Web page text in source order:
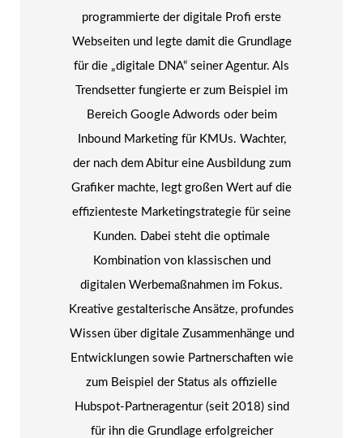
programmierte der digitale Profi erste
Webseiten und legte damit die Grundlage
für die „digitale DNA“ seiner Agentur. Als
Trendsetter fungierte er zum Beispiel im
Bereich Google Adwords oder beim
Inbound Marketing für KMUs. Wachter,
der nach dem Abitur eine Ausbildung zum
Grafiker machte, legt großen Wert auf die
effizienteste Marketingstrategie für seine
Kunden. Dabei steht die optimale
Kombination von klassischen und
digitalen Werbemaßnahmen im Fokus.
Kreative gestalterische Ansätze, profundes
Wissen über digitale Zusammenhänge und
Entwicklungen sowie Partnerschaften wie
zum Beispiel der Status als offizielle
Hubspot-Partneragentur (seit 2018) sind
für ihn die Grundlage erfolgreicher